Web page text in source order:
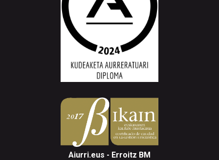
Aiurri.eus - Erroitz BM